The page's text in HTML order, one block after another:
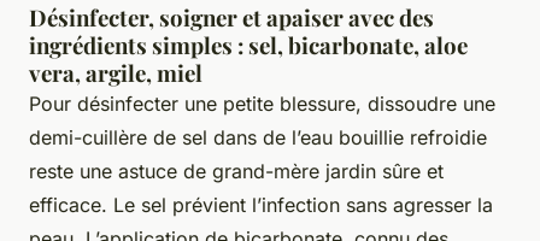
Désinfecter, soigner et apaiser avec des
ingrédients simples : sel, bicarbonate, aloe
vera, argile, miel
Pour désinfecter une petite blessure, dissoudre une
demi-cuillère de sel dans de l’eau bouillie refroidie
reste une astuce de grand-mère jardin sûre et
efficace. Le sel prévient l’infection sans agresser la